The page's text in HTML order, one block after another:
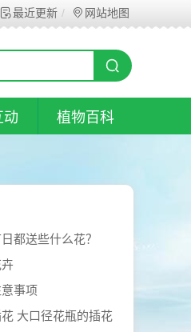
最近更新 网站地图
动 植物百科
都送些什么花？
事项
大口径花瓶的插花